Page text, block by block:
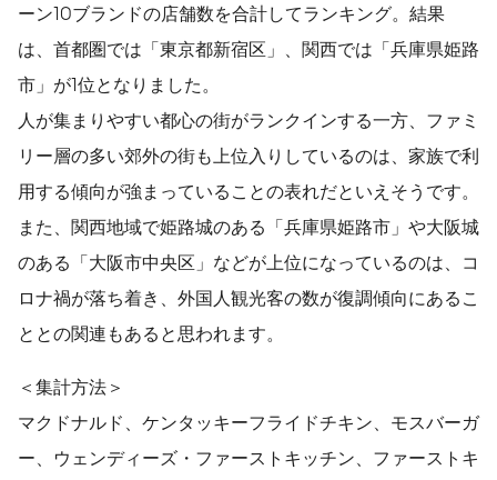
ーン10ブランドの店舗数を合計してランキング。結果
は、首都圏では「東京都新宿区」、関西では「兵庫県姫路
市」が1位となりました。
人が集まりやすい都心の街がランクインする一方、ファミ
リー層の多い郊外の街も上位入りしているのは、家族で利
用する傾向が強まっていることの表れだといえそうです。
また、関西地域で姫路城のある「兵庫県姫路市」や大阪城
のある「大阪市中央区」などが上位になっているのは、コ
ロナ禍が落ち着き、外国人観光客の数が復調傾向にあるこ
ととの関連もあると思われます。
＜集計方法＞
マクドナルド、ケンタッキーフライドチキン、モスバーガ
ー、ウェンディーズ・ファーストキッチン、ファーストキ